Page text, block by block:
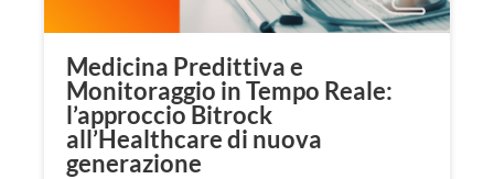
Medicina Predittiva e
Monitoraggio in Tempo Reale:
l’approccio Bitrock
all’Healthcare di nuova
generazione